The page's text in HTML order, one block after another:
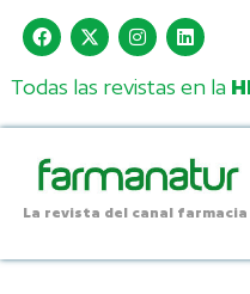
Todas las revistas en la
La revista del canal farmacia